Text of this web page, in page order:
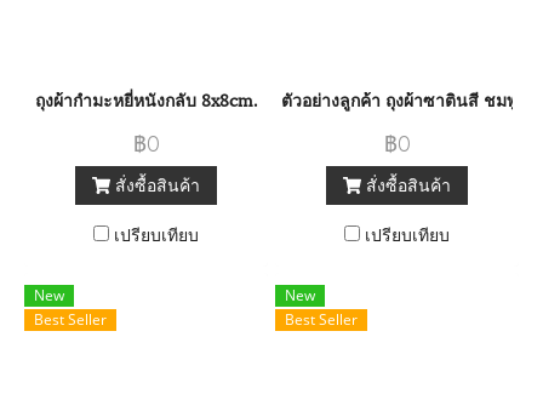
ถุงผ้ากำมะหยี่หนังกลับ 8x8cm.
฿0
สั่งซื้อสินค้า
เปรียบเทียบ
ตัวอย่างลูกค้า ถุงผ้าซาตินสี ชมพู
฿0
สั่งซื้อสินค้า
เปรียบเทียบ
New
Best Seller
New
Best Seller